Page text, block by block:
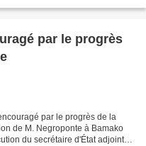
par le progrès
par le progrès de la
de M. Negroponte à Bamako
du secrétaire d'État adjoint